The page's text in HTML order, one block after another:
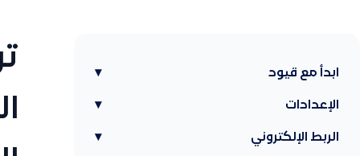
ابدأ مع قيود ▾
الإعدادات ▾
الربط الإلكتروني ▾